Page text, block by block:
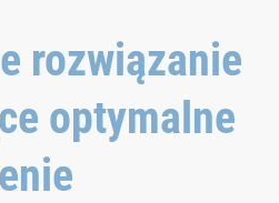
rozwiązanie
optymalne